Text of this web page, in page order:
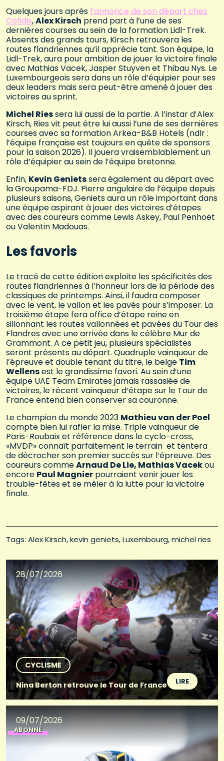
Quelques jours après l’annonce de son départ chez
Cofidis,Alex Kirsch prend part à l’une de ses
dernières courses au sein de la formation Lidl-Trek.
Absents des grands tours, Kirsch retrouvera les
routes flandriennes qu’il apprécie tant. Son équipe, la
Lidl-Trek, aura pour ambition de jouer la victoire finale
avec Mathias Vacek, Jasper Stuyven et Thibau Nys. Le
Luxembourgeois sera dans un rôle d’équipier pour ses
deux leaders mais sera peut-être amené à jouer des
victoires au sprint.
Michel Riessera lui aussi de la partie. A l’instar d’Alex
Kirsch, Ries vit peut être lui aussi l’une de ses dernières
courses avec sa formation Arkea-B&B Hotels (ndlr :
l’équipe française est toujours en quête de sponsors
pour la saison 2026). Il jouera vraisemblablement un
rôle d’équipier au sein de l’équipe bretonne.
Enfin, Kevin Genietssera également au départ avec
la Groupama-FDJ. Pierre angulaire de l’équipe depuis
plusieurs saisons, Geniets aura un rôle important dans
une équipe aspirant à jouer des victoires d’étapes
avec des coureurs comme Lewis Askey, Paul Penhoët
ou Valentin Madouas.
Les favoris
Le tracé de cette édition exploite les spécificités des
routes flandriennes à l’honneur lors de la période des
classiques de printemps. Ainsi, il faudra composer
avec le vent, le vallon et les pavés pour s’imposer. La
troisième étape fera office d’étape reine en
sillonnant les routes vallonnées et pavées du Tour des
Flandres avec une arrivée dans le célèbre Mur de
Grammont. A ce petit jeu, plusieurs spécialistes
seront présents au départ. Quadruple vainqueur de
l’épreuve et double tenant du titre, le belge Tim
Wellensest le grandissime favori. Au sein d’une
équipe UAE Team Emirates jamais rassasiée de
victoires, le récent vainqueur d’étape sur le Tour de
France entend bien conserver sa couronne.
Le champion du monde 2023 Mathieu van der Poel
compte bien lui rafler la mise. Triple vainqueur de
Paris-Roubaix et référence dans le cyclo-cross,
«MVDP» connaît parfaitement le terrain et tentera
de décrocher son premier succès sur l’épreuve. Des
coureurs commeArnaud De Lie, Mathias Vacekou
encore Paul Magnier pourraient venir jouer les
trouble-fêtes et se mêler à la lutte pour la victoire
finale.
Tags: Alex Kirsch kevin geniets Luxembourg michel ries
28/07/2026
CYCLISME
Nina Berton retrouve le Tour de France
LIRE
09/07/2026
ABONNÉ